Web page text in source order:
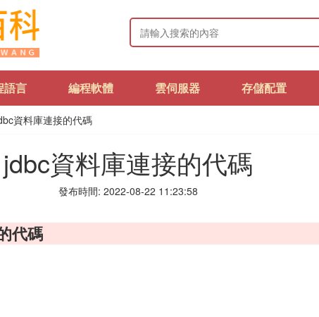
語言 編程軟體 雲伺服器 存儲配置
資料庫連接的代碼
jdbc資料庫連接的代碼
發布時間: 2022-08-22 11:23:58
代碼